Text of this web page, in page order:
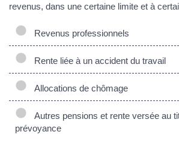
revenus, dans une certaine limite et à
Revenus professionnels
Rente liée à un accident du travail
Allocations de chômage
Autres pensions et rente versée au
prévoyance